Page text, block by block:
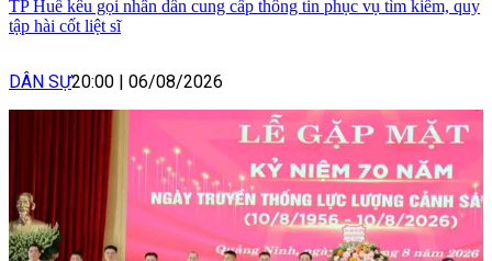
TP Huế kêu gọi nhân dân cung cấp thông tin phục vụ tìm kiếm, quy
tập hài cốt liệt sĩ
DÂN SỰ20:00 | 06/08/2026